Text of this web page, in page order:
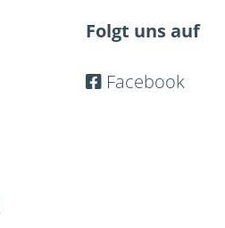
Folgt uns auf
Facebook